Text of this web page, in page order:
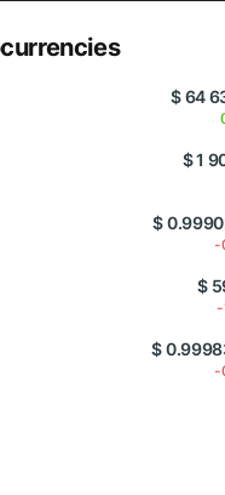
$ 64
$ 1
$
-
$
-
$
-